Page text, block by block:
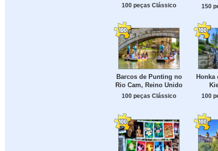
100 peças Clássico 150
Barcos de Punting no
Rio Cam, Reino Unido
100 peças Clássico
Honka
100